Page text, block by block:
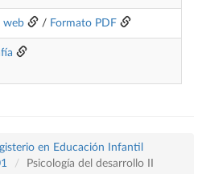
web / Formato PDF
en Educación Infantil
Psicología del desarrollo II